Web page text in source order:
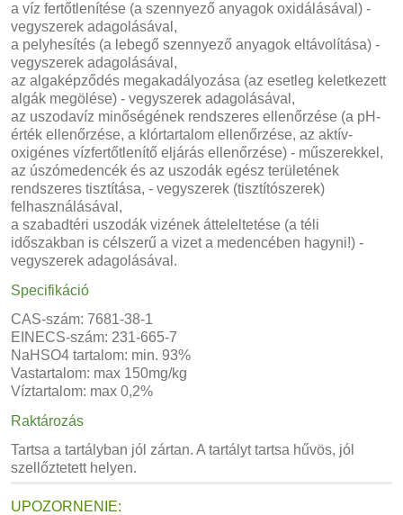
a víz fertőtlenítése (a szennyező anyagok oxidálásával) -
vegyszerek adagolásával,
a pelyhesítés (a lebegő szennyező anyagok eltávolítása) -
vegyszerek adagolásával,
az algaképződés megakadályozása (az esetleg keletkezett
algák megölése) - vegyszerek adagolásával,
az uszodavíz minőségének rendszeres ellenőrzése (a pH-
érték ellenőrzése, a klórtartalom ellenőrzése, az aktív-
oxigénes vízfertőtlenítő eljárás ellenőrzése) - műszerekkel,
az úszómedencék és az uszodák egész területének
rendszeres tisztítása, - vegyszerek (tisztítószerek)
felhasználásával,
a szabadtéri uszodák vizének átteleltetése (a téli
időszakban is célszerű a vizet a medencében hagyni!) -
vegyszerek adagolásával.
Specifikáció
CAS-szám: 7681-38-1
EINECS-szám: 231-665-7
NaHSO4 tartalom: min. 93%
Vastartalom: max 150mg/kg
Víztartalom: max 0,2%
Raktározás
Tartsa a tartályban jól zártan. A tartályt tartsa hűvös, jól
szellőztetett helyen.
UPOZORNENIE: